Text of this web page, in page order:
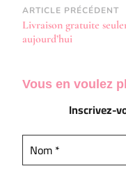
Navigation
d’article
ARTICLE PRÉCÉDENT
Livraison gratuite
aujourd’hui
Vous en voulez
Inscrivez-